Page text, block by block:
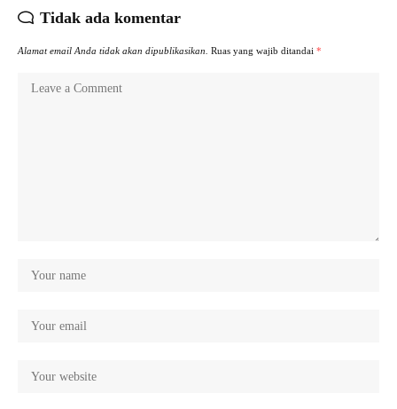
Tidak ada komentar
Alamat email Anda tidak akan dipublikasikan. Ruas yang wajib ditandai *